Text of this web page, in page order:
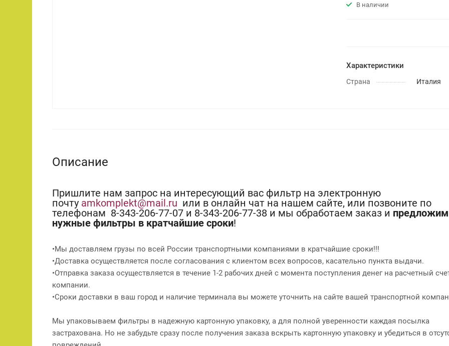
В наличии
Характеристики
Страна Италия
Описание
Пришлите нам запрос на интересующий вас фильтр на электронную
почту amkomplekt@mail.ru или в онлайн чат на нашем сайте, или позвоните по
телефонам 8-343-206-77-07 и 8-343-206-77-38 и мы обработаем заказ и
нужные фильтры в кратчайшие сроки!
•Мы доставляем грузы по всей России транспортными компаниями в кратчайшие сроки!!!
•Доставка осуществляется после согласования с клиентом всех вопросов, касательно пункта выдачи.
•Отправка заказа осуществляется в течение 1-2 рабочих дней с момента поступления денег на расчетный
компании.
•Сроки доставки в ваш город и наличие терминала вы можете уточнить на сайте вашей транспортной
Мы упаковываем фильтры в надежную картонную упаковку, а для полной уверенности каждая посылка
застрахована. Но не забудьте сразу после получения заказа вскрыть картонную упаковку и убедиться в